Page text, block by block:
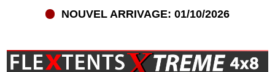
NOUVEL ARRIVAGE: 01/10/2026